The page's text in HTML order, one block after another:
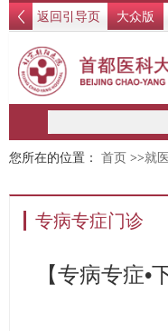
返回引导页 大众版
您所在的位置： 首页 >>就
专病专症门诊
【专病专症